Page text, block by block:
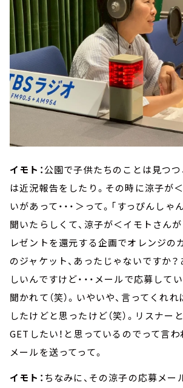
イモト：公園で子供たちのことは見つつ
は近況報告をしたり。その時に涼子が
いがあって・・・＞って。「すっぴんしゃ
聞いたらしくて、涼子が＜イモトさん
レゼントを還元する企画でオレンジの
のジャケット、あったじゃないですか？
しいんですけど・・・メールで応募して
聞かれて（笑）。いやいや、言ってくれ
したけどと思ったけど（笑）。リスナー
GETしたい！と思っているのでって言わ
メールを送ってって。
イモト： ちなみに、その涼子の応募メー